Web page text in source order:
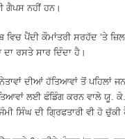
ਗੈਪਸ ਨਹੀਂ ਹਨ।
ਵਿਚ ਪੈਂਦੀ ਕੌਮਾਂਤਰੀ ਸਰਹੱਦ ‘ਤੇ
ਰਸਤੇ ਸਾਰ ਦਿੰਦਾ ਹੈ।
ਦੀਆਂ ਹੱਤਿਆਵਾਂ ਤੋਂ ਪਹਿਲਾਂ
ਲਈ ਫੰਡਿੰਗ ਕਰਨ ਵਾਲੇ ਯੂ.
ਸਿੰਘ ਦੀ ਗ੍ਰਿਫਤਾਰੀ ਵੀ ਹੋ ਚੁੱਕੀ